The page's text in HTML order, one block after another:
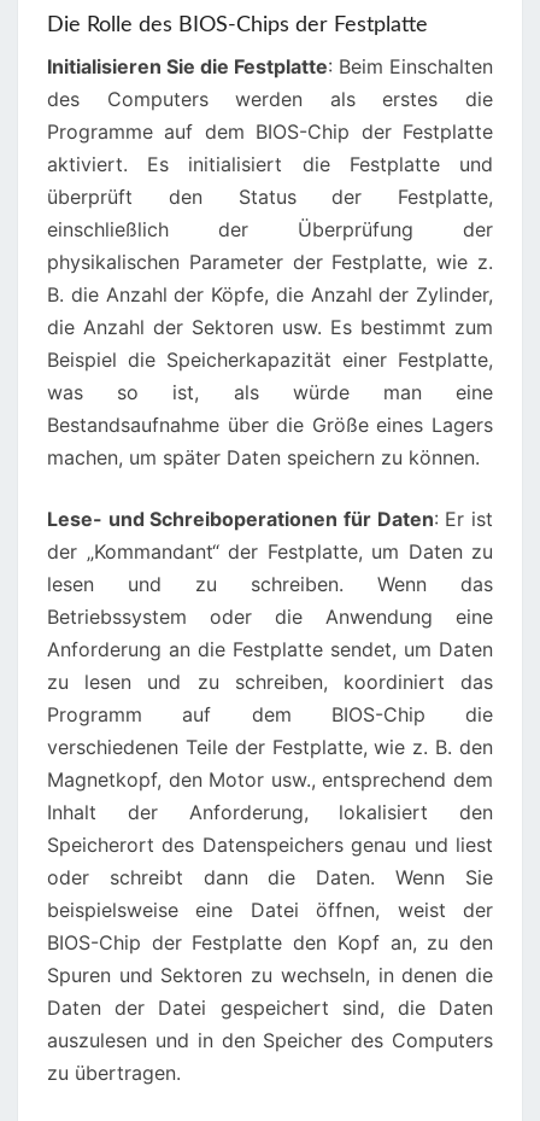
Die Rolle des BIOS-Chips der Festplatte
Initialisieren Sie die Festplatte: Beim Einschalten
des Computers werden als erstes die
Programme auf dem BIOS-Chip der Festplatte
aktiviert. Es initialisiert die Festplatte und
überprüft den Status der Festplatte,
einschließlich der Überprüfung der
physikalischen Parameter der Festplatte, wie z.
B. die Anzahl der Köpfe, die Anzahl der Zylinder,
die Anzahl der Sektoren usw. Es bestimmt zum
Beispiel die Speicherkapazität einer Festplatte,
was so ist, als würde man eine
Bestandsaufnahme über die Größe eines Lagers
machen, um später Daten speichern zu können.
Lese- und Schreiboperationen für Daten: Er ist
der „Kommandant“ der Festplatte, um Daten zu
lesen und zu schreiben. Wenn das
Betriebssystem oder die Anwendung eine
Anforderung an die Festplatte sendet, um Daten
zu lesen und zu schreiben, koordiniert das
Programm auf dem BIOS-Chip die
verschiedenen Teile der Festplatte, wie z. B. den
Magnetkopf, den Motor usw., entsprechend dem
Inhalt der Anforderung, lokalisiert den
Speicherort des Datenspeichers genau und liest
oder schreibt dann die Daten. Wenn Sie
beispielsweise eine Datei öffnen, weist der
BIOS-Chip der Festplatte den Kopf an, zu den
Spuren und Sektoren zu wechseln, in denen die
Daten der Datei gespeichert sind, die Daten
auszulesen und in den Speicher des Computers
zu übertragen.